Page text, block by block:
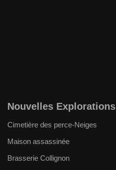
Nouvelles Explorations
Cimetière des perce-Neiges
Maison assassinée
Brasserie Collignon